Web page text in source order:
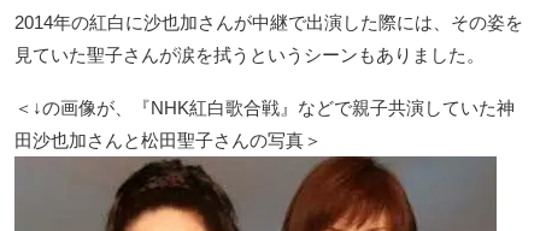
2014年の紅白に沙也加さんが中継で出演した際には、その姿を
見ていた聖子さんが涙を拭うというシーンもありました。
＜↓の画像が、『NHK紅白歌合戦』などで親子共演していた神
田沙也加さんと松田聖子さんの写真＞